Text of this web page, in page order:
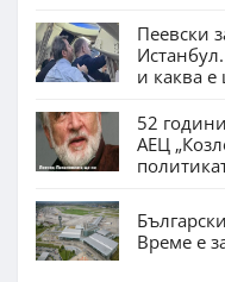
Пеевски
и каква е
52
АЕЦ
Време е